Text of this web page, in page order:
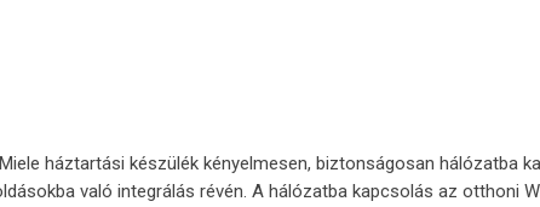
háztartási készülék kényelmesen, biztonságosan hálózatba
való integrálás révén. A hálózatba kapcsolás az otthoni